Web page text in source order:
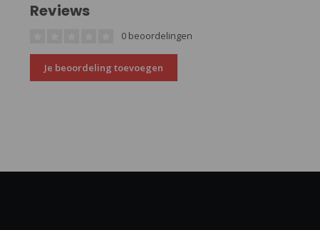
Reviews
0 beoordelingen
Je beoordeling toevoegen